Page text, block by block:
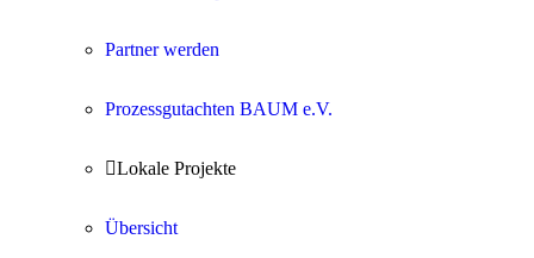
Partner werden
Prozessgutachten BAUM e.V.
Lokale Projekte
Übersicht